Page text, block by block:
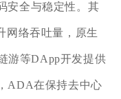
安全与稳定性。其
网络吞吐量，原生
游等DApp开发提供
ADA在保持去中心